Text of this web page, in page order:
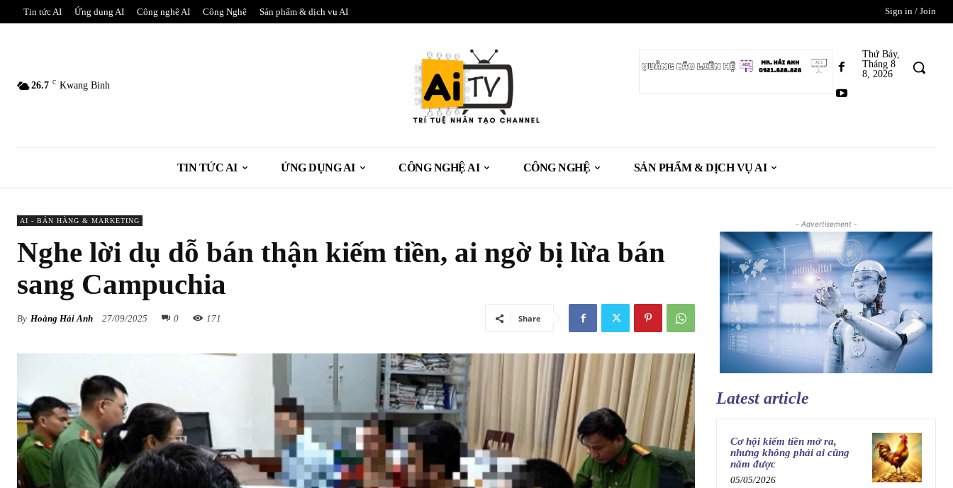
Tin tức AI Ứng dụng AI Công nghệ AI Công Nghệ Sản phẩm & dịch vụ AI Sign in / Join
26.7 C Kwang Binh
Thứ Bảy,
Tháng 8
8, 2026
TIN TỨC AI ỨNG DỤNG AI CÔNG NGHỆ AI CÔNG NGHỆ SẢN PHẨM & DỊCH VỤ AI
AI - BÁN HÀNG & MARKETING
Nghe lời dụ dỗ bán thận kiếm tiền, ai ngờ bị lừa bán
sang Campuchia
By Hoàng Hải Anh 27/09/2025 0 171 Share
- Advertisement -
Latest article
Cơ hội kiếm tiền mở ra,
nhưng không phải ai cũng
nắm được
05/05/2026